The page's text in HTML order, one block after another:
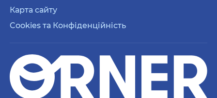
Карта сайту
Cookies та Конфіденційність